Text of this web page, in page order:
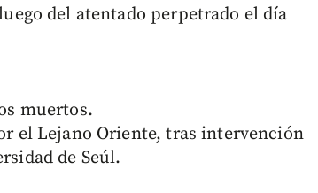
del atentado perpetrado el día
muertos.
el Lejano Oriente, tras intervención
de Seúl.